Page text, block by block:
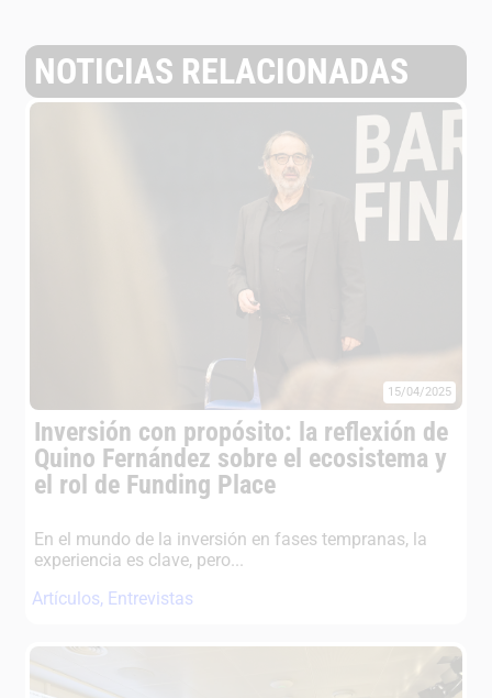
NOTICIAS RELACIONADAS
15/04/2025
Inversión con propósito: la reflexión de
Quino Fernández sobre el ecosistema y
el rol de Funding Place
En el mundo de la inversión en fases tempranas, la
experiencia es clave, pero...
Artículos, Entrevistas